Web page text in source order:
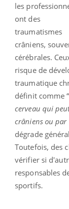
les
ont des
traumatismes
crâniens,
cérébrales.
risque de
traumatique
définit comme “
cerveau qui
crâniens ou par
dégrade
Toutefois, des
vérifier si
responsables
sportifs.